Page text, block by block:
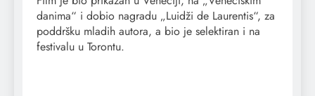
danima“ i dobio nagradu „Luidži de Laurentis“, za
poddršku mladih autora, a bio je selektiran i na
festivalu u Torontu.